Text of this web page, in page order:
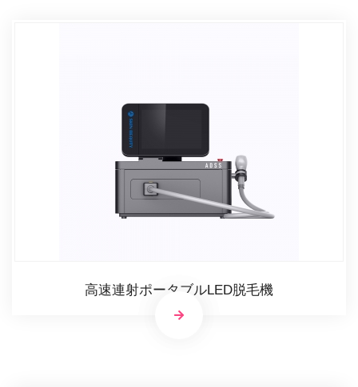
高速連射ポータブルLED脱毛機